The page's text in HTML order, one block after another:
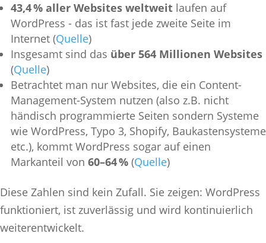
43,4 % aller Websites weltweit laufen auf
WordPress - das ist fast jede zweite Seite im
Internet (Quelle)
Insgesamt sind das über 564 Millionen Websites
(Quelle)
Betrachtet man nur Websites, die ein Content-
Management-System nutzen (also z.B. nicht
händisch programmierte Seiten sondern Systeme
wie WordPress, Typo 3, Shopify, Baukastensysteme
etc.), kommt WordPress sogar auf einen
Markanteil von 60–64 % (Quelle)
Diese Zahlen sind kein Zufall. Sie zeigen: WordPress
funktioniert, ist zuverlässig und wird kontinuierlich
weiterentwickelt.